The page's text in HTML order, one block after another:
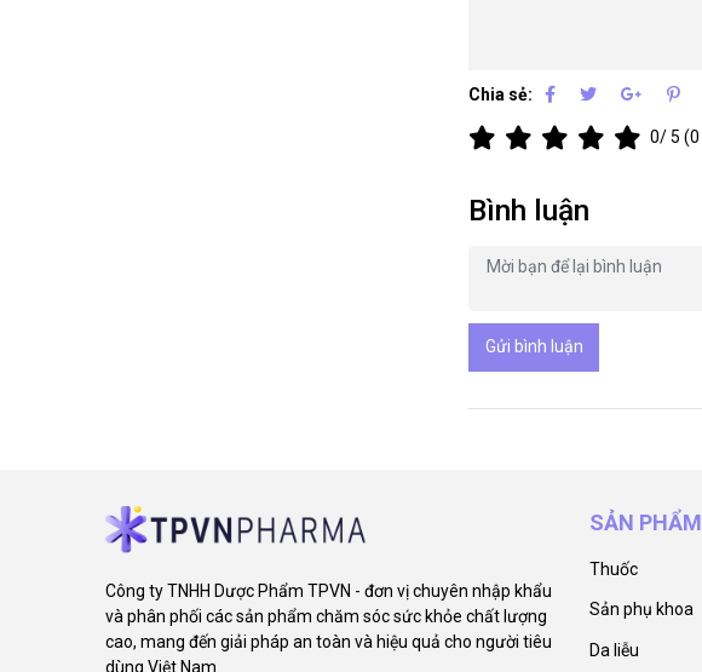
Chia sẻ:
0/ 5 (0
Bình luận
Gửi bình luận
Công ty TNHH Dược Phẩm TPVN - đơn vị chuyên nhập khẩu
và phân phối các sản phẩm chăm sóc sức khỏe chất lượng
cao, mang đến giải pháp an toàn và hiệu quả cho người tiêu
dùng Việt Nam.
SẢN PHẨM
Thuốc
Sản phụ khoa
Da liễu